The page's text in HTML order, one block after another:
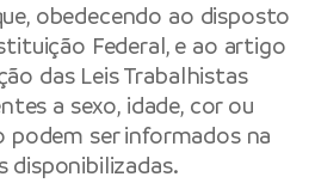
obedecendo ao disposto
Federal, e ao artigo
das Leis Trabalhistas
a sexo, idade, cor ou
podem ser informados na
disponibilizadas.